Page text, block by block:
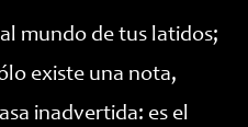
mundo de tus latidos;
existe una nota,
inadvertida: es el